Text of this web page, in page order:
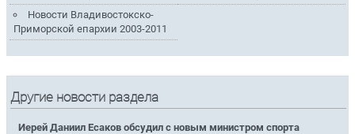
Новости Владивостокско-
Приморской епархии 2003-2011
Другие новости раздела
Иерей Даниил Есаков обсудил с новым министром спорта